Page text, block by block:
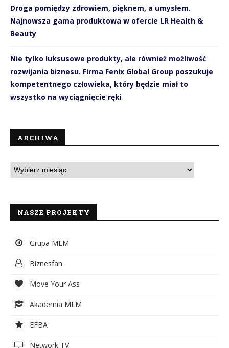
Droga pomiędzy zdrowiem, pięknem, a umysłem.
Najnowsza gama produktowa w ofercie LR Health &
Beauty
Nie tylko luksusowe produkty, ale również możliwość
rozwijania biznesu. Firma Fenix Global Group poszukuje
kompetentnego człowieka, który będzie miał to
wszystko na wyciągnięcie ręki
ARCHIWA
NASZE PROJEKTY
Grupa MLM
Biznesfan
Move Your Ass
Akademia MLM
EFBA
Network TV